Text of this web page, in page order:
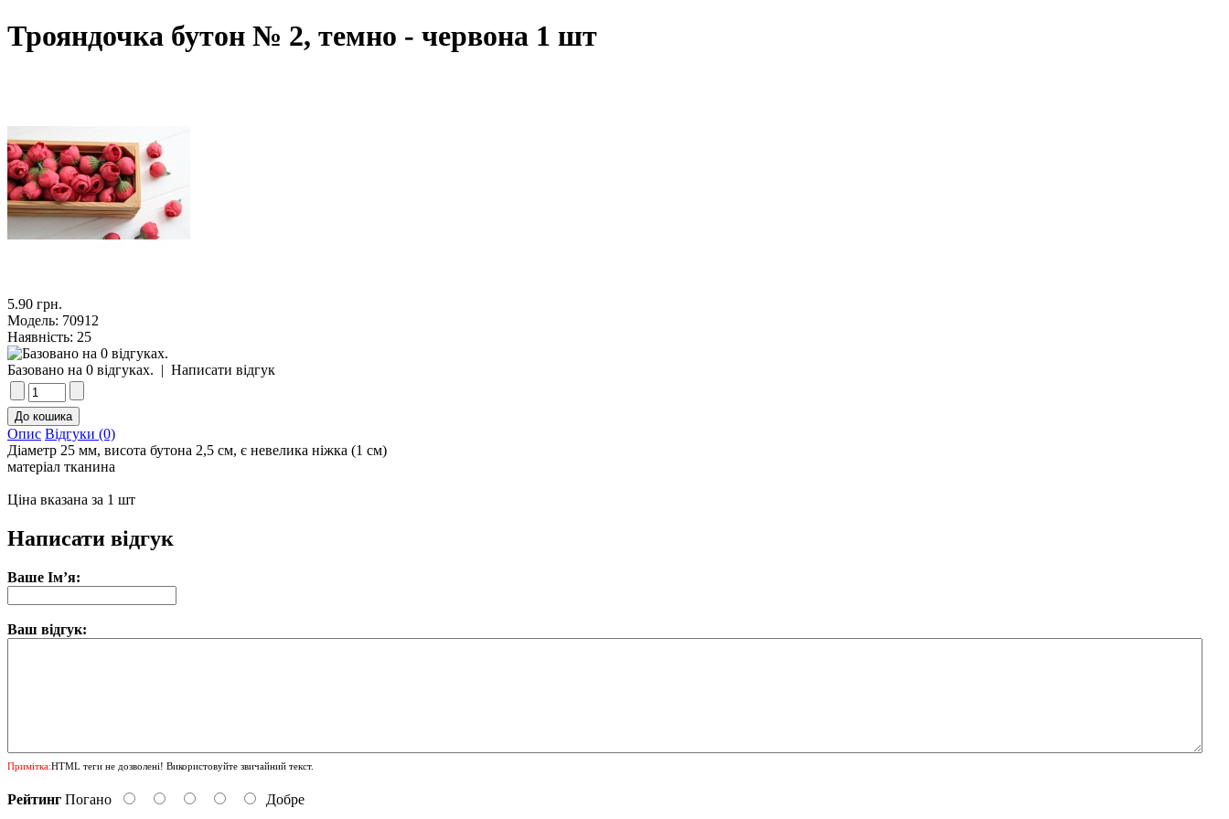
Трояндочка бутон № 2, темно - червона 1 шт
5.90 грн.
Модель: 70912
Наявність: 25
Базовано на 0 відгуках. | Написати відгук
Опис Відгуки (0)
Діаметр 25 мм, висота бутона 2,5 см, є невелика ніжка (1 см)
матеріал тканина
Ціна вказана за 1 шт
Написати відгук
Ваше Ім’я:
Ваш відгук:
Примітка:HTML теги не дозволені! Використовуйте звичайний текст.
Рейтинг Погано Добре